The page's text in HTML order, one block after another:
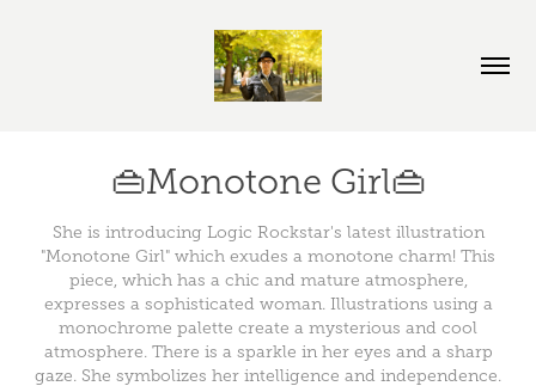
👜Monotone Girl👜
She is introducing Logic Rockstar's latest illustration
"Monotone Girl" which exudes a monotone charm! This
piece, which has a chic and mature atmosphere,
expresses a sophisticated woman. Illustrations using a
monochrome palette create a mysterious and cool
atmosphere. There is a sparkle in her eyes and a sharp
gaze. She symbolizes her intelligence and independence.